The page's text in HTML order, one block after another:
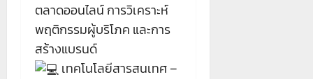
ตลาดออนไลน์ การวิเคราะห์
พฤติกรรมผู้บริโภค และการ
สร้างแบรนด์
เทคโนโลยีสารสนเทศ –